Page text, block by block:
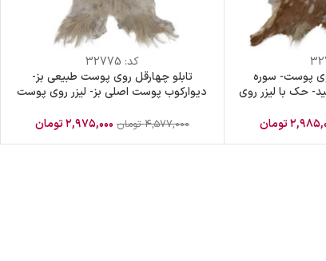
پوست- سوره
حک با لیزر روی
تومان
کد: 32775
تابلو چهارقل روی پوست طبیعی بز-
دیوارکوب پوست اصلی بز- لیزر روی پوست
۴,۵۷۷,۰۰۰ تومان ۲,۹۷۵,۰۰۰تومان